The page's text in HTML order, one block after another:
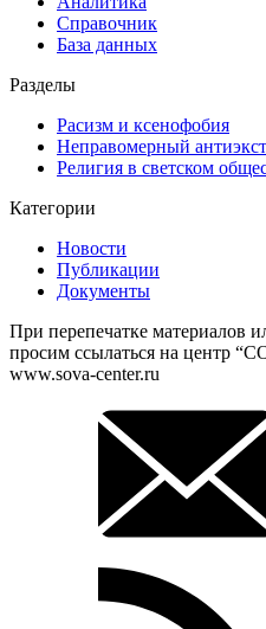
Справочник
База данных
Разделы
Расизм и ксенофобия
Неправомерный
Религия в светском
Категории
Новости
Публикации
Документы
При перепечатке материалов
просим ссылаться на центр
www.sova-center.ru